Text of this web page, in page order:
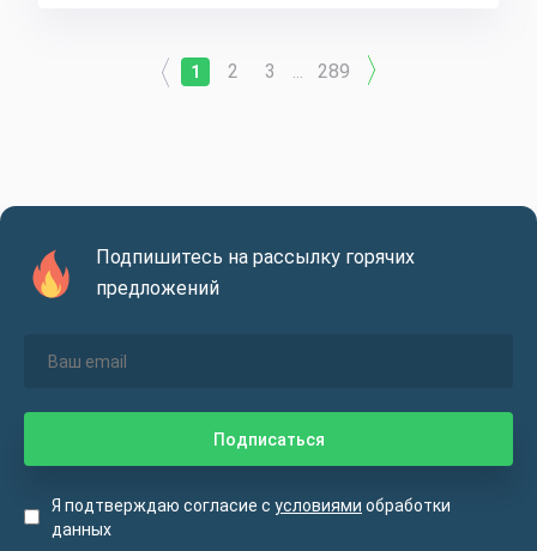
1 2 3 289
Подпишитесь на рассылку горячих
предложений
Я подтверждаю согласие с условиями обработки
данных